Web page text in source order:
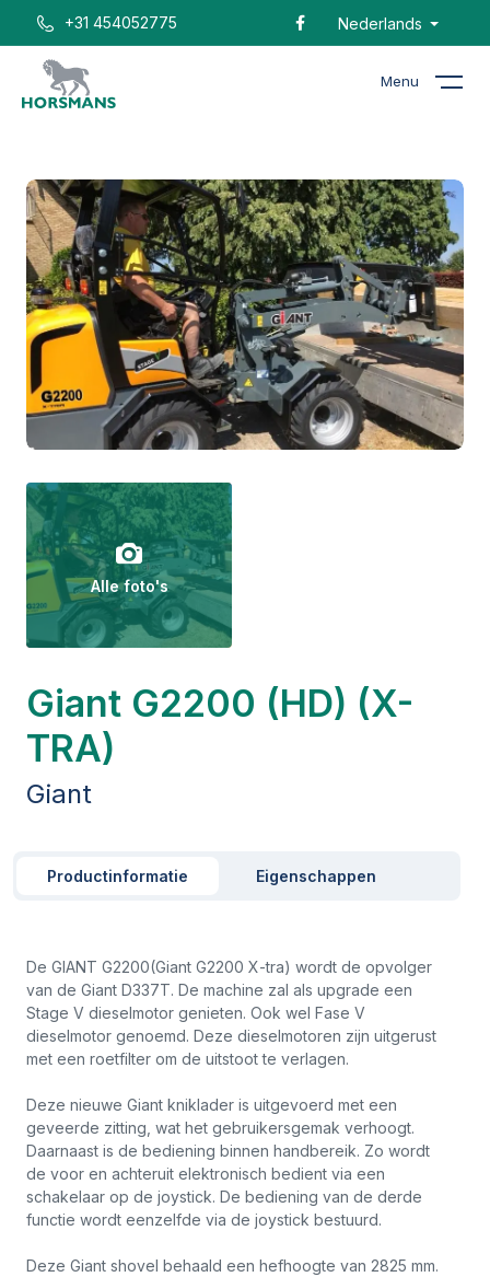
+31 454052775 Nederlands
Menu
Home Catalogus
Alle foto's
Giant G2200 (HD) (X-
TRA)
Giant
Productinformatie Eigenschappen
De GIANT G2200(Giant G2200 X-tra) wordt de opvolger
van de Giant D337T. De machine zal als upgrade een
Stage V dieselmotor genieten. Ook wel Fase V
dieselmotor genoemd. Deze dieselmotoren zijn uitgerust
met een roetfilter om de uitstoot te verlagen.
Deze nieuwe Giant kniklader is uitgevoerd met een
geveerde zitting, wat het gebruikersgemak verhoogt.
Daarnaast is de bediening binnen handbereik. Zo wordt
de voor en achteruit elektronisch bedient via een
schakelaar op de joystick. De bediening van de derde
functie wordt eenzelfde via de joystick bestuurd.
Deze Giant shovel behaald een hefhoogte van 2825 mm.